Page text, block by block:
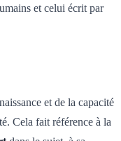
et celui écrit par
et de la capacité
Cela fait référence à la